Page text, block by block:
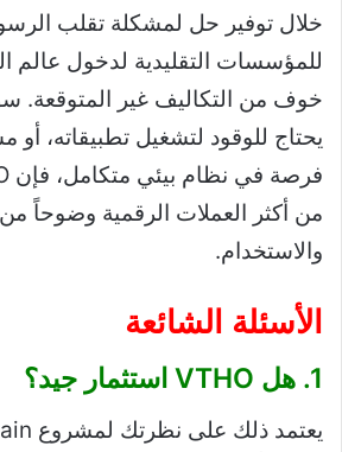
خلال توفير حل لمشكلة تقلب
خوف من التكاليف غير المتوقعة.
يحتاج للوقود لتشغيل تطبيقاته،
من أكثر العملات الرقمية وضوحاً
والاستخدام.
الأسئلة الشائعة
1. هل VTHO استثمار جيد؟